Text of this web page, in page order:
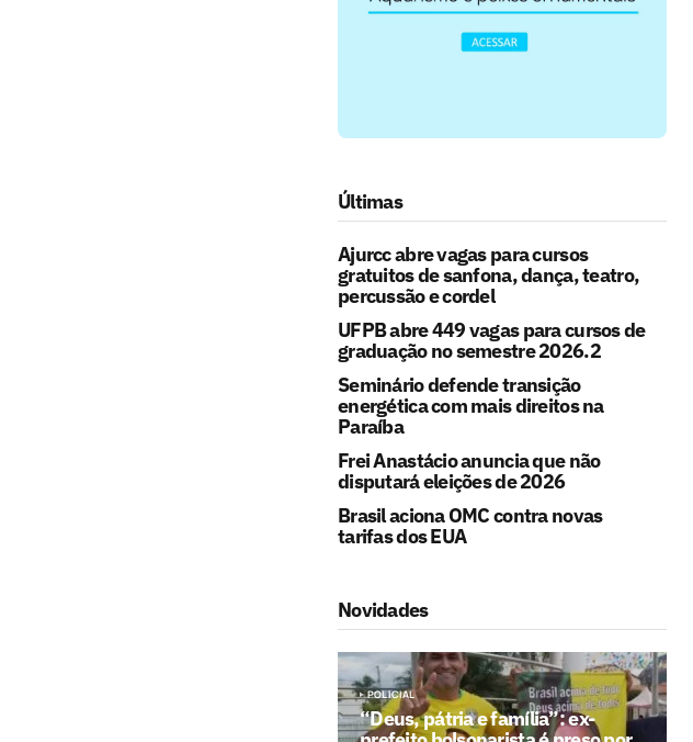
Últimas
Ajurcc abre vagas para cursos
gratuitos de sanfona, dança, teatro,
percussão e cordel
UFPB abre 449 vagas para cursos de
graduação no semestre 2026.2
Seminário defende transição
energética com mais direitos na
Paraíba
Frei Anastácio anuncia que não
disputará eleições de 2026
Brasil aciona OMC contra novas
tarifas dos EUA
Novidades
POLICIAL
“Deus, pátria e família”: ex-